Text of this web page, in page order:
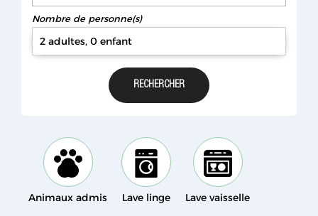
Nombre de personne(s)
2 adultes, 0 enfant
Animaux admis Lave linge Lave vaisselle